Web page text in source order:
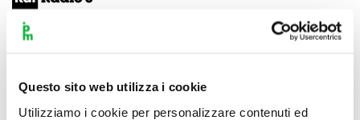
Questo sito web utilizza i cookie
Utilizziamo i cookie per personalizzare contenuti ed